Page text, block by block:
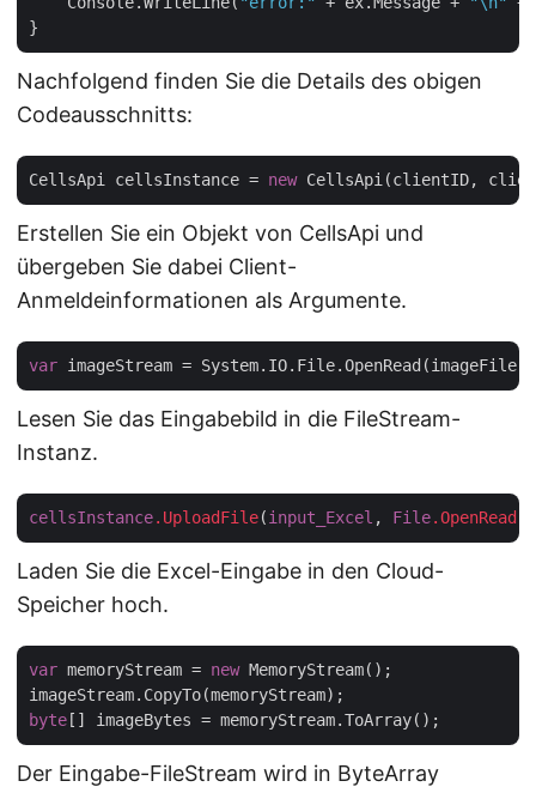
Nachfolgend finden Sie die Details des obigen
Codeausschnitts:
CellsApi cellsInstance = new
Erstellen Sie ein Objekt von CellsApi und
übergeben Sie dabei Client-
Anmeldeinformationen als Argumente.
var
Lesen Sie das Eingabebild in die FileStream-
Instanz.
cellsInstance.UploadFile(input_Excel , File.OpenRead
Laden Sie die Excel-Eingabe in den Cloud-
Speicher hoch.
var memoryStream = new MemoryStream();
byte
Der Eingabe-FileStream wird in ByteArray